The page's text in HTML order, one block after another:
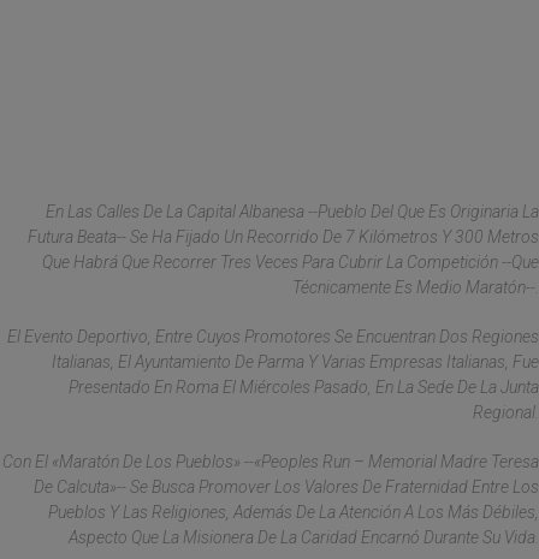
En Las Calles De La Capital Albanesa --Pueblo Del Que Es Originaria La
Futura Beata-- Se Ha Fijado Un Recorrido De 7 Kilómetros Y 300 Metros
Que Habrá Que Recorrer Tres Veces Para Cubrir La Competición --Que
Técnicamente Es Medio Maratón--.
El Evento Deportivo, Entre Cuyos Promotores Se Encuentran Dos Regiones
Italianas, El Ayuntamiento De Parma Y Varias Empresas Italianas, Fue
Presentado En Roma El Miércoles Pasado, En La Sede De La Junta
Regional.
Con El «Maratón De Los Pueblos» --«Peoples Run – Memorial Madre Teresa
De Calcuta»-- Se Busca Promover Los Valores De Fraternidad Entre Los
Pueblos Y Las Religiones, Además De La Atención A Los Más Débiles,
Aspecto Que La Misionera De La Caridad Encarnó Durante Su Vida.